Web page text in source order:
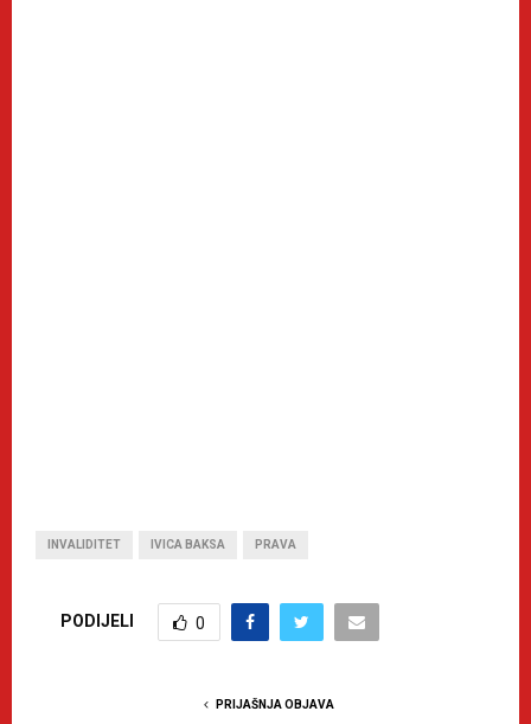
INVALIDITET IVICA BAKSA PRAVA
PODIJELI 0
PRIJAŠNJA OBJAVA